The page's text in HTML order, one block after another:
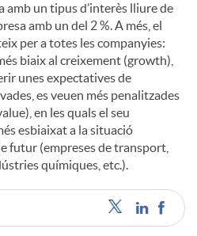
amb un tipus d’interès lliure de
amb un del 2 %. A més, el
per a totes les companyies:
biaix al creixement (growth),
unes expectatives de
es veuen més penalitzades
en les quals el seu
esbiaixat a la situació
futur (empreses de transport,
químiques, etc.).